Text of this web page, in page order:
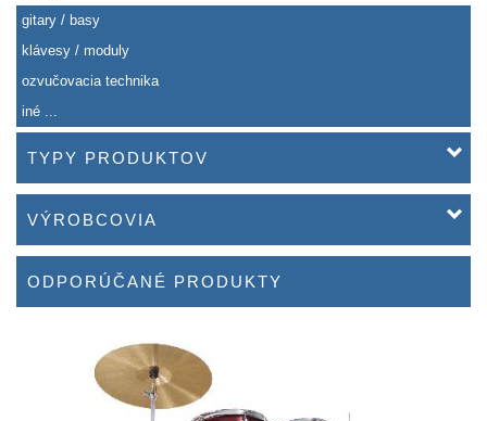
gitary / basy
klávesy / moduly
ozvučovacia technika
iné ...
TYPY PRODUKTOV
VÝROBCOVIA
ODPORÚČANÉ PRODUKTY